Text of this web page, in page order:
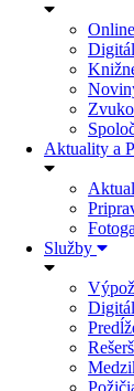
Aktuality a
Služby